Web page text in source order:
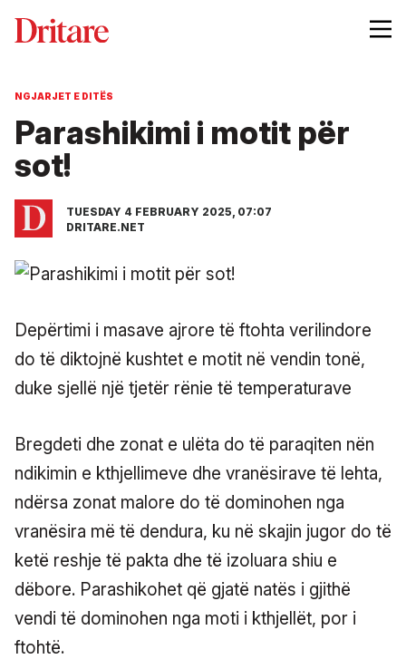
NGJARJET E DITËS
Parashikimi i motit për
sot!
TUESDAY 4 FEBRUARY 2025, 07:07
DRITARE.NET
Depërtimi i masave ajrore të ftohta verilindore
do të diktojnë kushtet e motit në vendin tonë,
duke sjellë një tjetër rënie të temperaturave
Bregdeti dhe zonat e ulëta do të paraqiten nën
ndikimin e kthjellimeve dhe vranësirave të lehta,
ndërsa zonat malore do të dominohen nga
vranësira më të dendura, ku në skajin jugor do të
ketë reshje të pakta dhe të izoluara shiu e
dëbore. Parashikohet që gjatë natës i gjithë
vendi të dominohen nga moti i kthjellët, por i
ftohtë.